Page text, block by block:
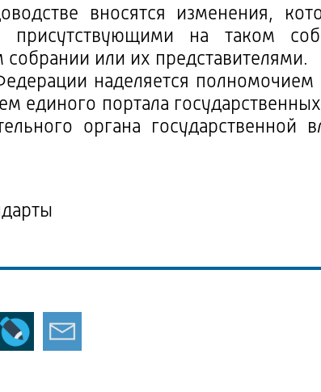
вносятся изменения,
присутствующими на таком
или их представителями.
наделяется
единого портала
органа государственной